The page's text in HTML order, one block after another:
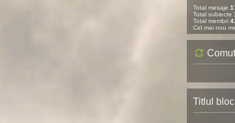
Total mesaje
Total subiecte
Total membri
Cel mai nou
Titlul